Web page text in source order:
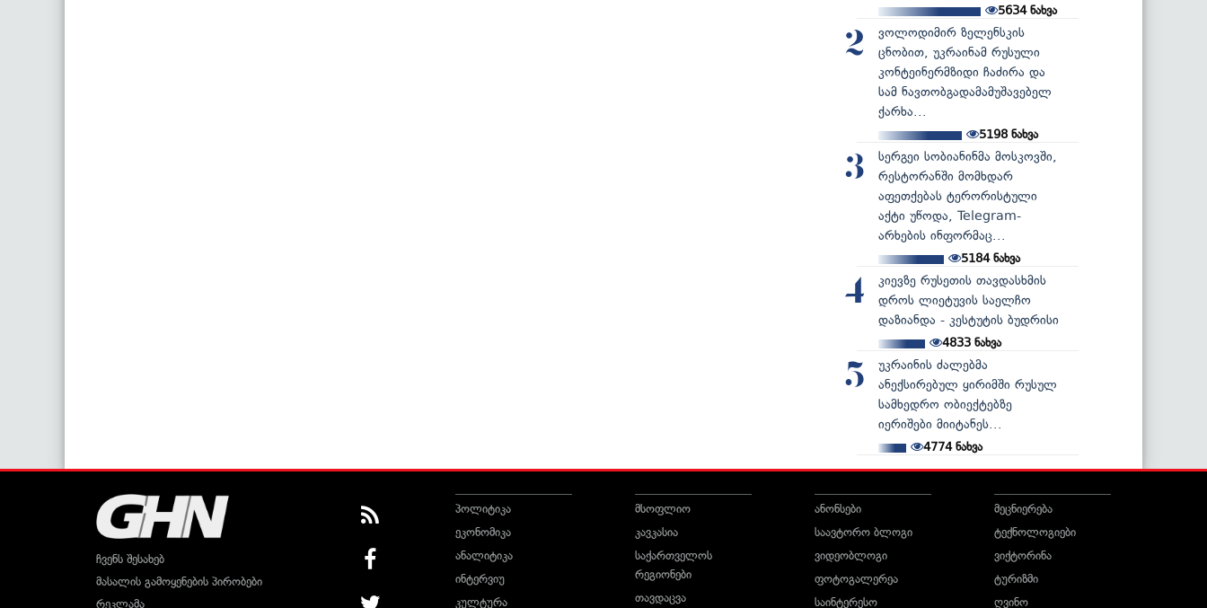
5634ნახვა
2
ვოლოდიმირ ზელენსკის
ცნობით, უკრაინამ რუსული
კონტეინერმზიდი ჩაძირა და
სამ ნავთობგადამამუშავებელ
ქარხა...
5198 ნახვა
3
სერგეი სობიანინმა მოსკოვში,
რესტორანში მომხდარ
აფეთქებას ტერორისტული
აქტი უწოდა, Telegram-
არხების ინფორმაც...
5184ნახვა
4
კიევზე რუსეთის თავდასხმის
დროს ლიეტუვის საელჩო
დაზიანდა - კესტუტის ბუდრისი
4833ნახვა
5
უკრაინის ძალებმა
ანექსირებულ ყირიმში რუსულ
სამხედრო ობიექტებზე
იერიშები მიიტანეს...
4774ნახვა
ჩვენს შესახებ
მასალის გამოყენების პირობები
რეკლამა
პოლიტიკა
ეკონომიკა
ანალიტიკა
ინტერვიუ
კულტურა
მსოფლიო
კავკასია
საქართველოს
რეგიონები
თავდაცვა
ანონსები
საავტორო ბლოგი
ვიდეობლოგი
ფოტოგალერეა
საინტერესო
მეცნიერება
ტექნოლოგიები
ვიქტორინა
ტურიზმი
ღვინო